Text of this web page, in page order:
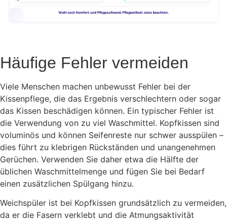
Häufige Fehler vermeiden
Viele Menschen machen unbewusst Fehler bei der
Kissenpflege, die das Ergebnis verschlechtern oder sogar
das Kissen beschädigen können. Ein typischer Fehler ist
die Verwendung von zu viel Waschmittel. Kopfkissen sind
voluminös und können Seifenreste nur schwer ausspülen –
dies führt zu klebrigen Rückständen und unangenehmen
Gerüchen. Verwenden Sie daher etwa die Hälfte der
üblichen Waschmittelmenge und fügen Sie bei Bedarf
einen zusätzlichen Spülgang hinzu.
Weichspüler ist bei Kopfkissen grundsätzlich zu vermeiden,
da er die Fasern verklebt und die Atmungsaktivität